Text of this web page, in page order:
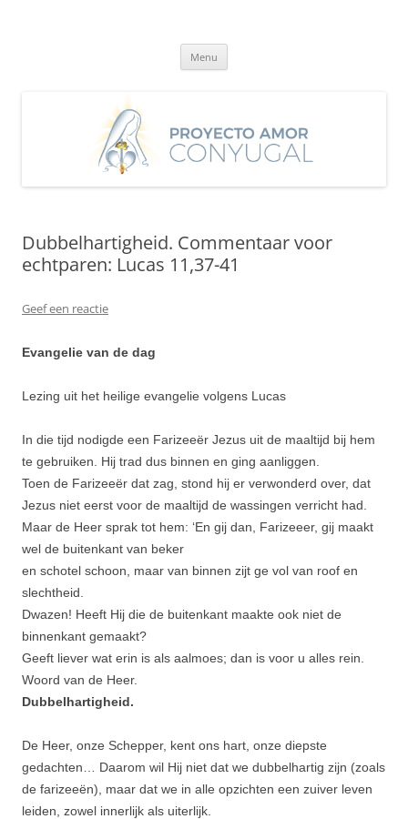
Menu
Dubbelhartigheid. Commentaar voor
echtparen: Lucas 11,37-41
Geef een reactie
Evangelie van de dag
Lezing uit het heilige evangelie volgens Lucas
In die tijd nodigde een Farizeeër Jezus uit de maaltijd bij hem
te gebruiken. Hij trad dus binnen en ging aanliggen.
Toen de Farizeeër dat zag, stond hij er verwonderd over, dat
Jezus niet eerst voor de maaltijd de wassingen verricht had.
Maar de Heer sprak tot hem: ‘En gij dan, Farizeeer, gij maakt
wel de buitenkant van beker
en schotel schoon, maar van binnen zijt ge vol van roof en
slechtheid.
Dwazen! Heeft Hij die de buitenkant maakte ook niet de
binnenkant gemaakt?
Geeft liever wat erin is als aalmoes; dan is voor u alles rein.
Woord van de Heer.
Dubbelhartigheid.
De Heer, onze Schepper, kent ons hart, onze diepste
gedachten… Daarom wil Hij niet dat we dubbelhartig zijn (zoals
de farizeeën), maar dat we in alle opzichten een zuiver leven
leiden, zowel innerlijk als uiterlijk.